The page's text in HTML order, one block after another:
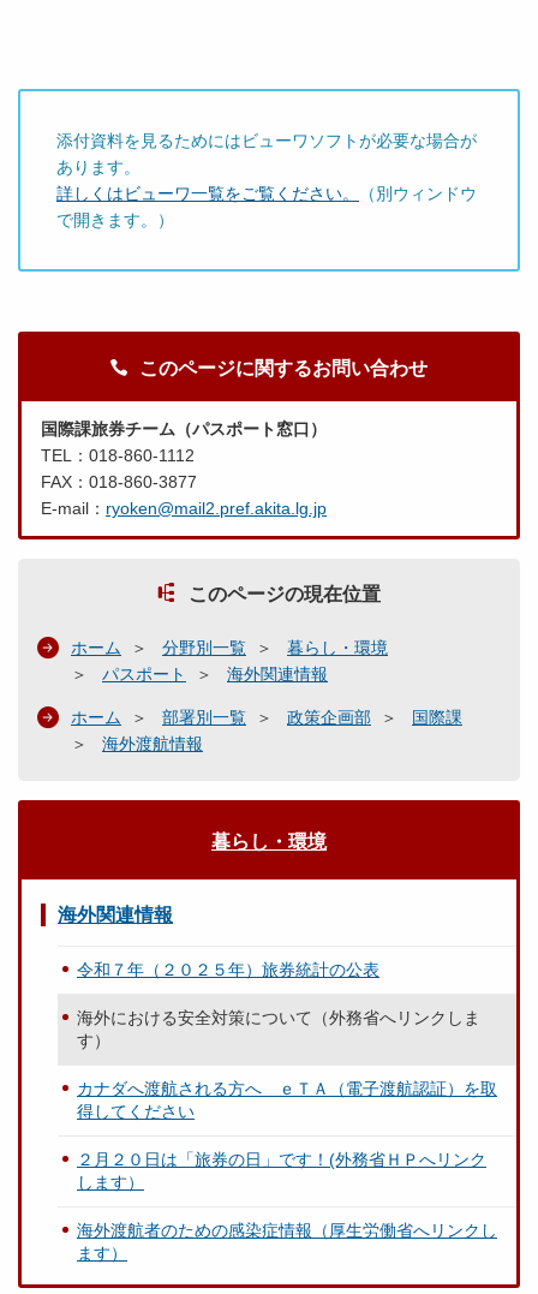
添付資料を見るためにはビューワソフトが必要な場合が
あります。
詳しくはビューワ一覧をご覧ください。
（別ウィンドウ
で開きます。）
このページに関するお問い合わせ
国際課旅券チーム（パスポート窓口）
TEL：018-860-1112
FAX：018-860-3877
E-mail： ryoken@mail2.pref.akita.lg.jp
このページの現在位置
ホーム 分野別一覧
暮らし・環境
パスポート
海外関連情報
ホーム 部署別一覧 政策企画部
国際課
海外渡航情報
暮らし・環境
海外関連情報
令和７年（２０２５年）旅券統計の公表
海外における安全対策について（外務省へリンクしま
す）
カナダへ渡航される方へ ｅＴＡ（電子渡航認証）を取
得してください
２月２０日は「旅券の日」です！(外務省ＨＰへリンク
します）
海外渡航者のための感染症情報（厚生労働省へリンクし
ます）